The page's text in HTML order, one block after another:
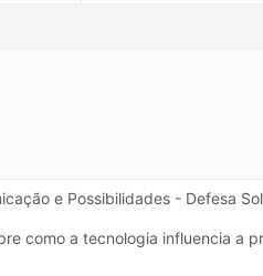
e Possibilidades - Defesa
como a tecnologia influencia a